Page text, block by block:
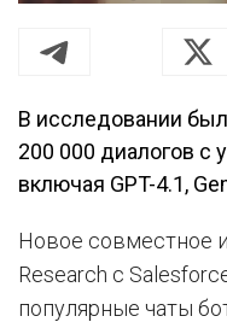
В исследовании
200 000 диалогов с
включая GPT-4.1,
Новое совместное
Research с
популярные чаты